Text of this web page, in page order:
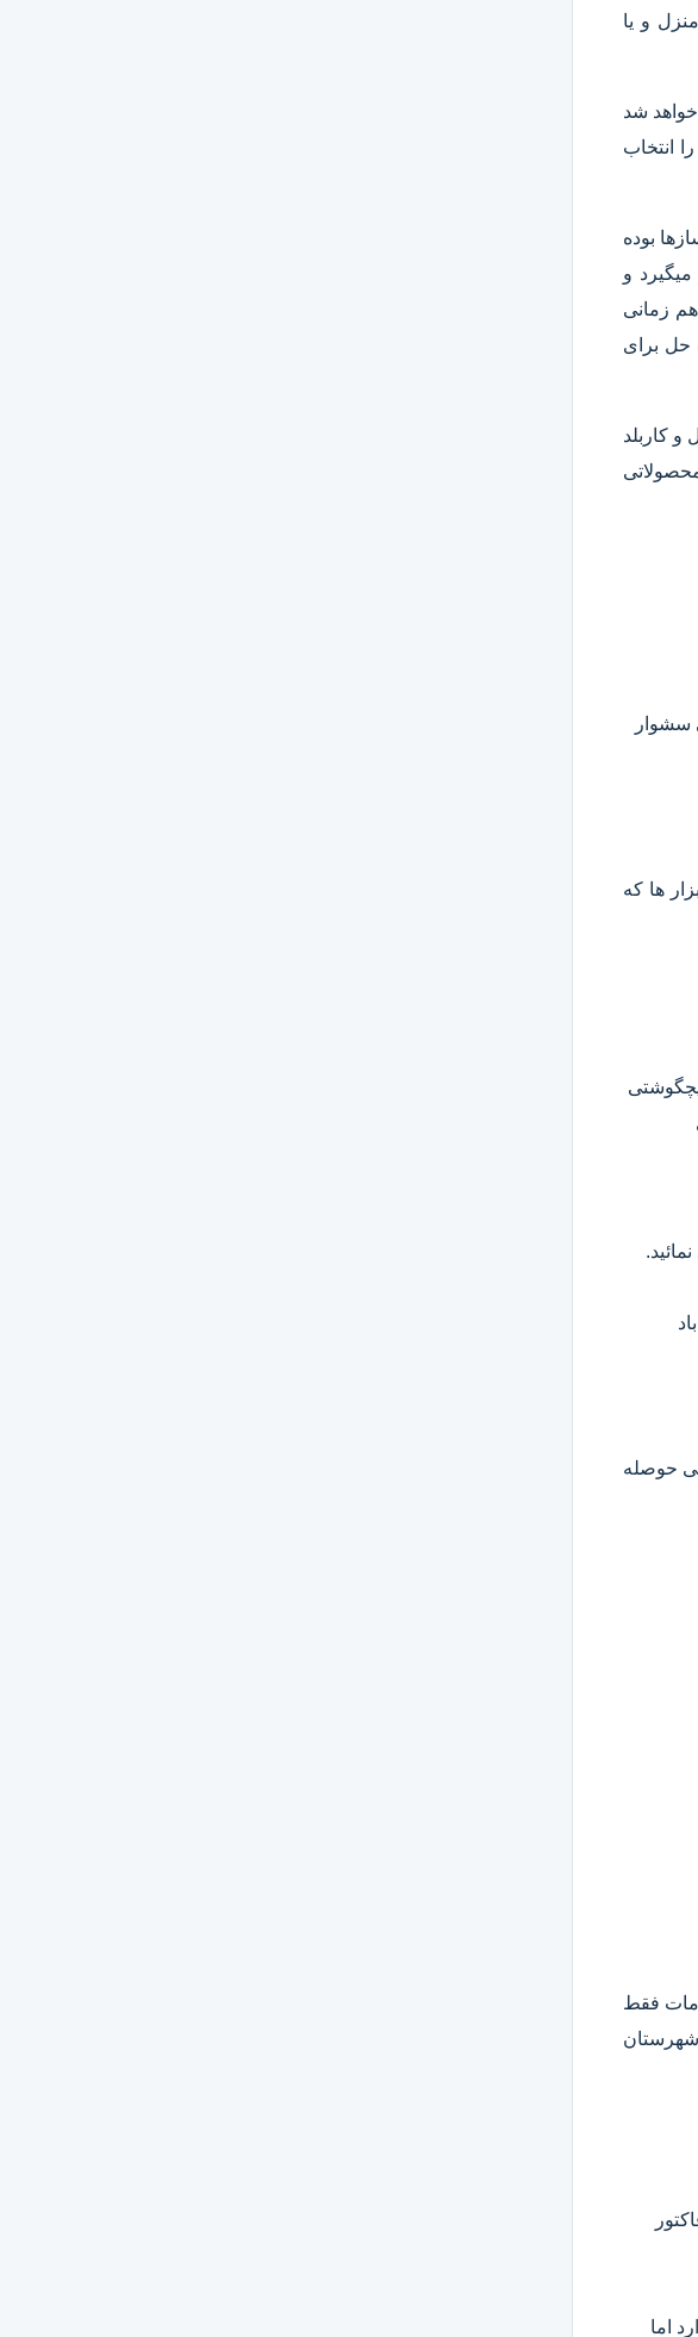
و یا
شد
انتخاب
بوده
و
زمانی
حل برای
و کاربلد
سشوار
ها که
حوصله
فقط
شهرستان
اما